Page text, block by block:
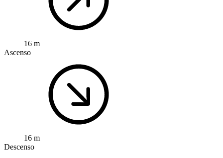
16 m
Ascenso
16 m
Descenso